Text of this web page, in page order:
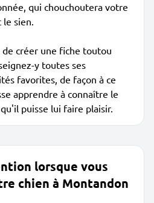
qui chouchoutera votre
le sien.
de créer une fiche toutou
y toutes ses
favorites, de façon à ce
apprendre à connaître le
puisse lui faire plaisir.
lorsque vous
chien à Montandon